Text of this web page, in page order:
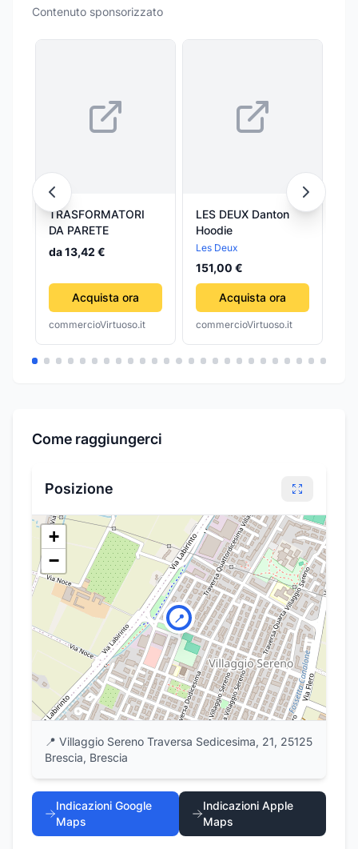
Contenuto sponsorizzato
TRASFORMATORI
DA PARETE
da 13,42 €
Acquista ora
commercioVirtuoso.it
LES DEUX Danton
Hoodie
Les Deux
151,00 €
Acquista ora
commercioVirtuoso.it
Come raggiungerci
Posizione
📍
+
−
📍 Villaggio Sereno Traversa Sedicesima, 21, 25125
Brescia, Brescia
Indicazioni Google
Maps
Indicazioni Apple
Maps